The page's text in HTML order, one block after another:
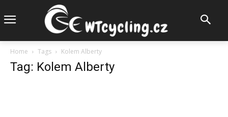
Home Tags Kolem Alberty
Tag: Kolem Alberty